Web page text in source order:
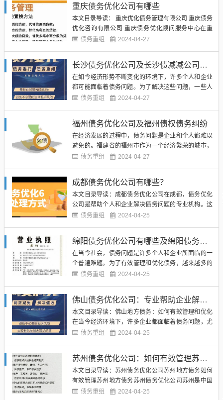
管理和优化服务的机构，他们可以帮助您解决财务问
题，重建信用，实现财务自...
重庆债务优化公司有哪些
本文目录导读： 重庆优化债务管理有限公司 重庆债务
优化咨询有限公司 重庆债务优化顾问服务中心在重
庆，债务优化公司是帮助个人或企业解决债务问题的
用。下面我们来看看在重庆有哪些知名的债务优化公
司。（图片来源网络，...
债务重组 2024-04-27
长沙债务优化公司及长沙债减减公司可靠吗
在如今经济形势不断变化的环境下，许多个人和企业
都可能面临着债务问题。为了解决这些问题，一些人
可能会寻求长沙债务优化公司或长沙债减减公司的帮
司的可靠性。（图片来源网络，侵删）长沙债务优化
公司和长沙债减减公司通常...
债务重组 2024-04-27
福州债务优化公司及福州债权债务纠纷
在经济发展的过程中，债务问题是企业和个人都难以
避免的。福建省的福州市作为一个经济繁荣的城市，
也存在着各种债务问题。为了解决这些问题，有些人
债务优化公司是专门帮助个人或企业解决债务问题的
机构。他们会通过分析债务...
债务重组 2024-04-27
成都债务优化公司有哪些？
本文目录导读：成都债务优化公司在成都，债务优化
公司是帮助个人和企业解决债务问题的专业机构。这
些公司提供各种服务，包括债务重组、债务咨询、债
最佳选择。（图片来源网络，侵删）成都作为中国西
部地区的经济中心，吸引了...
债务重组 2024-04-25
绵阳债务优化公司有哪些及绵阳债务优化公司有哪些部门
在当今社会，债务问题是许多个人和企业所面临的一
个普遍难题。为了有效管理和优化债务，越来越多的
人和企业开始寻求债务优化公司的帮助。绵阳作为一
（图片来源网络，侵删）绵阳债务优化公司主要分为
以下几个部门：1. 债务咨询...
债务重组 2024-04-25
佛山债务优化公司：专业帮助企业解决地方债务问题
本文目录导读：佛山地方债务：如何有效管理和优化
在当今经济环境下，许多企业都面临着债务问题，尤
其是地方债务。佛山作为一个经济发达的城市，许多
供债务优化的服务，帮助企业规划债务结构，优化债
务组合，降低债务成本，提...
债务重组 2024-04-25
苏州债务优化公司：如何有效管理苏州地方债务
本文目录导读：苏州债务优化公司苏州地方债务如何
有效管理苏州地方债务苏州债务优化公司苏州是中国
经济发展较快的城市之一，但也面临着地方债务问
债务重组 2024-04-25